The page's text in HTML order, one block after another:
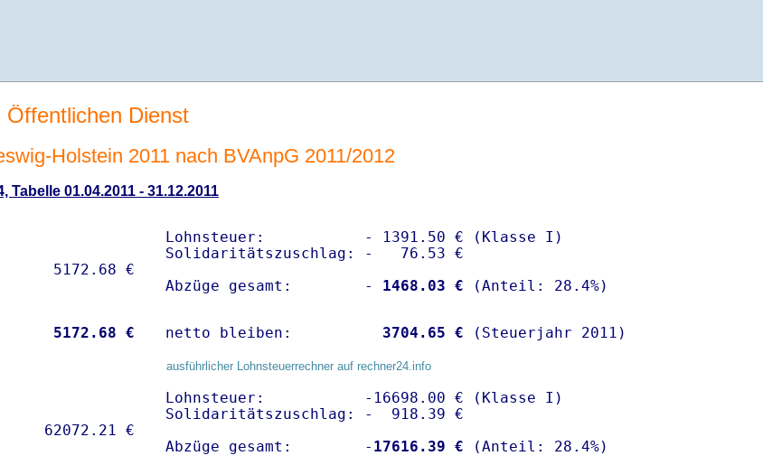
Dienst
Holstein 2011 nach BVAnpG 2011/2012
01.04.2011 - 31.12.2011
Lohnsteuer:           - 1391.50 € (Klasse I)
Solidaritätszuschlag: -   76.53 €
Abzüge gesamt:        -
1468.03 €
5172.68 € netto bleiben: 3704.65 € (Steuerjahr 2011)
ausführlicher Lohnsteuerrechner auf rechner24.info
Lohnsteuer:           -16698.00 € (Klasse I)
Solidaritätszuschlag: -  918.39 €
Abzüge gesamt:        - 17616.39 €